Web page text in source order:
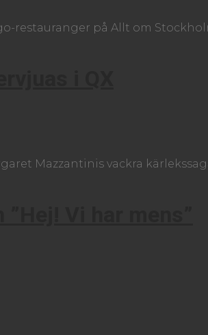
restauranger på Allt om
Mazzantinis vackra